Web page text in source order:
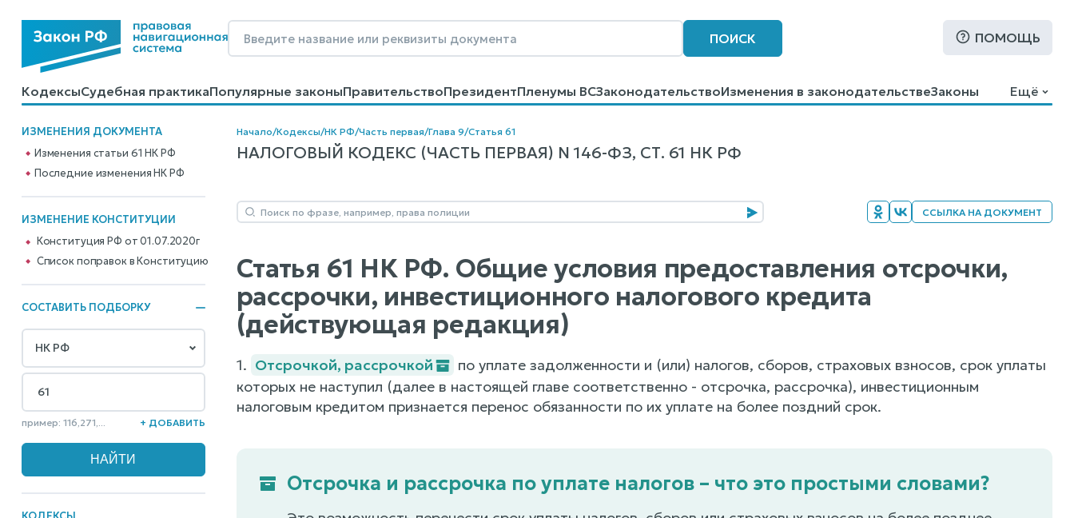
ПОИСК ПОМОЩЬ
КодексыСудебная практикаПопулярные законыПравительствоПрезидентПленумы ВСЗаконодательствоИзменения в законодательствеЗаконы
КалькуляторыСправочные материалыОбразцы договоровКонтактыПомощьПоиск
Ещё
ИЗМЕНЕНИЯ ДОКУМЕНТА
Изменения статьи 61 НК РФ
Последние изменения НК РФ
ИЗМЕНЕНИЕ КОНСТИТУЦИИ
Конституция РФ от 01.07.2020г
Cписок поправок в Конституцию
СОСТАВИТЬ ПОДБОРКУ
пример: 116,271,... + ДОБАВИТЬ
Начало/Кодексы/НК РФ/Часть первая/Глава 9/Статья 61
НАЛОГОВЫЙ КОДЕКС (ЧАСТЬ ПЕРВАЯ) N 146-ФЗ, СТ. 61 НК РФ
ССЫЛКА НА ДОКУМЕНТ
Статья 61 НК РФ. Общие условия предоставления отсрочки,
рассрочки, инвестиционного налогового кредита
(действующая редакция)
1. Отсрочкой, рассрочкой
по уплате задолженности и (или) налогов, сборов, страховых взносов, срок уплаты
которых не наступил (далее в настоящей главе соответственно - отсрочка, рассрочка), инвестиционным
налоговым кредитом признается перенос обязанности по их уплате на более поздний срок.
Отсрочка и рассрочка по уплате налогов – что это простыми словами?